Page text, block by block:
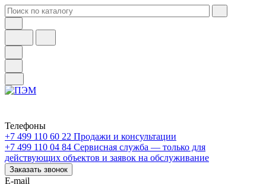
Телефоны
+7 499 110 60 22 Продажи и консультации
+7 499 110 04 84 Сервисная служба — только для
действующих объектов и заявок на обслуживание
Заказать звонок
E-mail